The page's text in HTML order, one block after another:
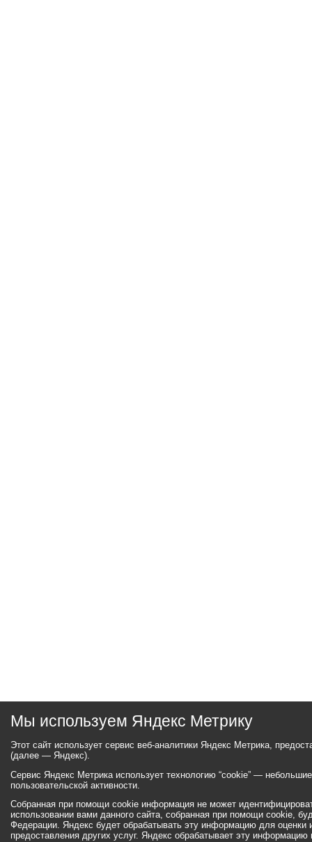
Мы используем Яндекс Метрику
Этот сайт использует сервис веб-аналитики Яндекс Метрика,
(далее — Яндекс).
Сервис Яндекс Метрика использует технологию “cookie” —
пользовательской активности.
Собранная при помощи cookie информация не может
использовании вами данного сайта, собранная при помощи cookie,
Федерации. Яндекс будет обрабатывать эту информацию для оценки
предоставления других услуг. Яндекс обрабатывает эту